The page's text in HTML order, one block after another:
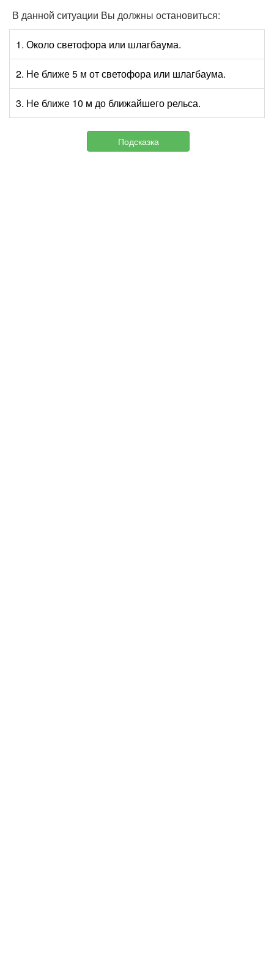
В данной ситуации Вы должны остановиться:
1. Около светофора или шлагбаума.
2. Не ближе 5 м от светофора или шлагбаума.
3. Не ближе 10 м до ближайшего рельса.
Подсказка